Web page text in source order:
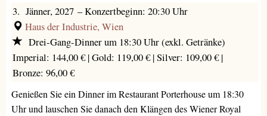
3. Jänner, 2027 –Konzertbeginn: 20:30 Uhr
Haus der Industrie, Wien
Drei-Gang-Dinner um 18:30 Uhr (exkl. Getränke)
Imperial: 144,00 € |Gold: 119,00 € |Silver: 109,00 € |
Bronze: 96,00 €
Genießen Sie ein Dinner im Restaurant Porterhouse um 18:30
Uhr und lauschen Sie danach den Klängen des Wiener Royal